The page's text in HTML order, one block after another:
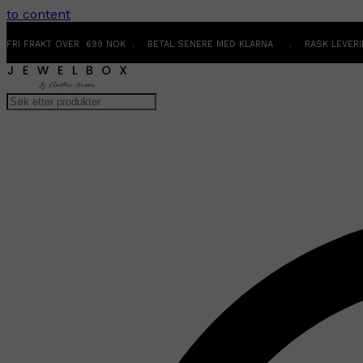
to content
FRI FRAKT OVER 699 NOK . BETAL SENERE MED KLARNA . RASK